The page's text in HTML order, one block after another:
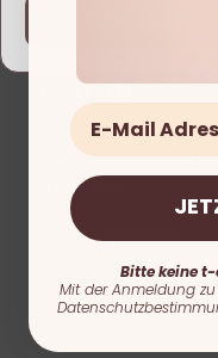
10% RABATT IM
Rabatte, Infos & neue
Produkte. Bleib auf
Laufenden!
Hier 10% Gutschein
E-Mail
Bitte keine t-
Mit der Anmeldung